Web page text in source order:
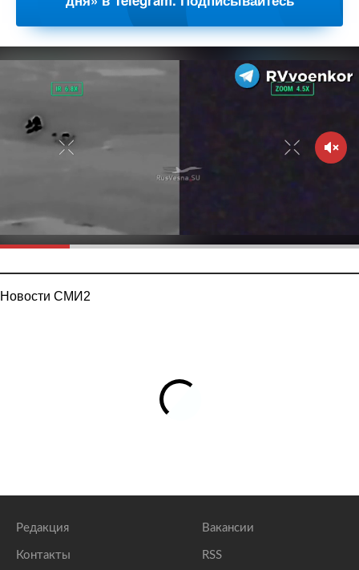
Новости СМИ2
Редакция
Контакты
Вакансии
RSS